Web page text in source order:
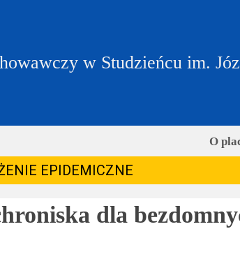
w Studzieńcu im.
O
EPIDEMICZNE
dla